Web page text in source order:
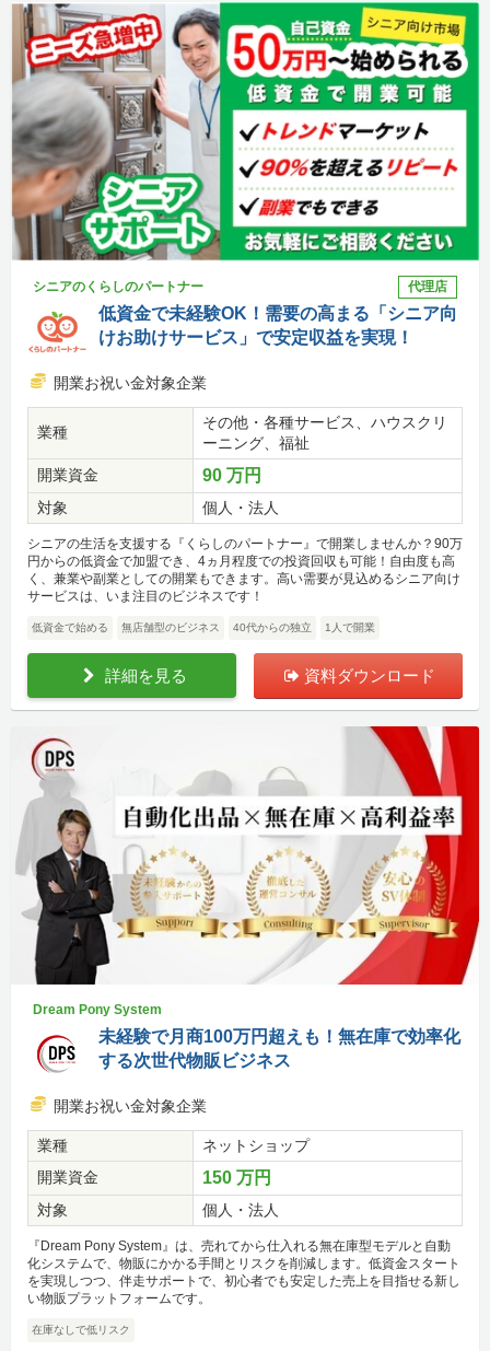
シニアのくらしのパートナー 代理店
低資金で未経験OK！需要の高まる「シニア向
けお助けサービス」で安定収益を実現！
開業お祝い金対象企業
業種
その他・各種サービス、ハウスクリ
ーニング、福祉
開業資金
90 万円
対象 個人・法人
シニアの生活を支援する『くらしのパートナー』で開業しませんか？90万
円からの低資金で加盟でき、4ヵ月程度での投資回収も可能！自由度も高
く、兼業や副業としての開業もできます。高い需要が見込めるシニア向け
サービスは、いま注目のビジネスです！
低資金で始める 無店舗型のビジネス 40代からの独立 1人で開業
詳細を見る 資料ダウンロード
Dream Pony System
未経験で月商100万円超えも！無在庫で効率化
する次世代物販ビジネス
開業お祝い金対象企業
業種
ネットショップ
開業資金
150 万円
対象 個人・法人
『Dream Pony System』は、売れてから仕入れる無在庫型モデルと自動
化システムで、物販にかかる手間とリスクを削減します。低資金スタート
を実現しつつ、伴走サポートで、初心者でも安定した売上を目指せる新し
い物販プラットフォームです。
在庫なしで低リスク